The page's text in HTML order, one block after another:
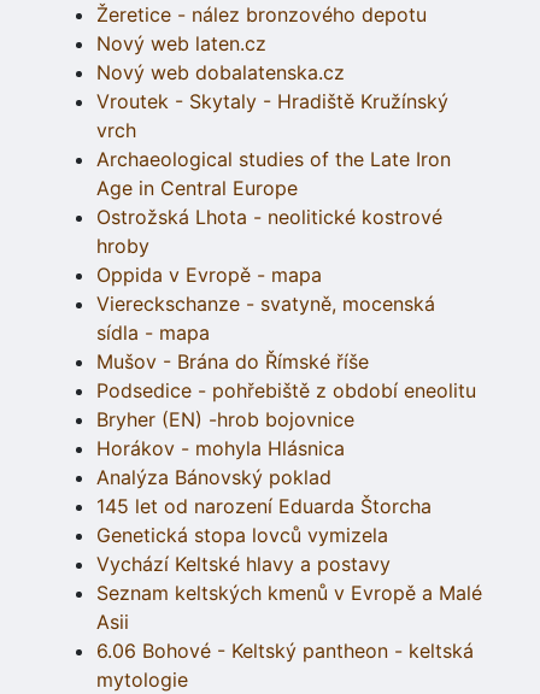
Žeretice - nález bronzového depotu
Nový web laten.cz
Nový web dobalatenska.cz
Vroutek - Skytaly - Hradiště Kružínský
vrch
Archaeological studies of the Late Iron
Age in Central Europe
Ostrožská Lhota - neolitické kostrové
hroby
Oppida v Evropě - mapa
Viereckschanze - svatyně, mocenská
sídla - mapa
Mušov - Brána do Římské říše
Podsedice - pohřebiště z období eneolitu
Bryher (EN) -hrob bojovnice
Horákov - mohyla Hlásnica
Analýza Bánovský poklad
145 let od narození Eduarda Štorcha
Genetická stopa lovců vymizela
Vychází Keltské hlavy a postavy
Seznam keltských kmenů v Evropě a Malé
Asii
6.06 Bohové - Keltský pantheon - keltská
mytologie